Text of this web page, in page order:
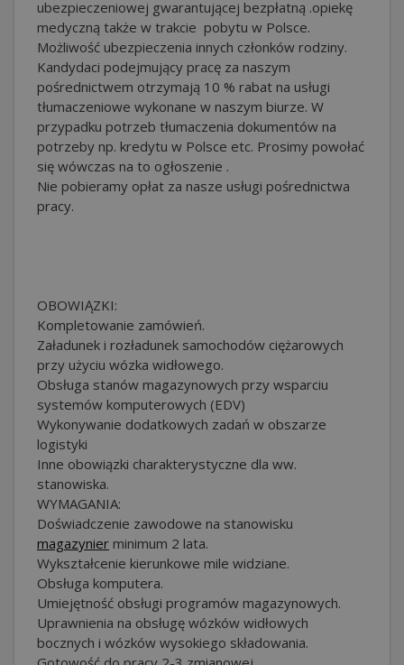
ubezpieczeniowej gwarantującej bezpłatną .opiekę
medyczną także w trakcie pobytu w Polsce.
Możliwość ubezpieczenia innych członków rodziny.
Kandydaci podejmujący pracę za naszym
pośrednictwem otrzymają 10 % rabat na usługi
tłumaczeniowe wykonane w naszym biurze. W
przypadku potrzeb tłumaczenia dokumentów na
potrzeby np. kredytu w Polsce etc. Prosimy powołać
się wówczas na to ogłoszenie .
Nie pobieramy opłat za nasze usługi pośrednictwa
pracy.
OBOWIĄZKI:
Kompletowanie zamówień.
Załadunek i rozładunek samochodów ciężarowych
przy użyciu wózka widłowego.
Obsługa stanów magazynowych przy wsparciu
systemów komputerowych (EDV)
Wykonywanie dodatkowych zadań w obszarze
logistyki
Inne obowiązki charakterystyczne dla ww.
stanowiska.
WYMAGANIA:
Doświadczenie zawodowe na stanowisku
magazynier minimum 2 lata.
Wykształcenie kierunkowe mile widziane.
Obsługa komputera.
Umiejętność obsługi programów magazynowych.
Uprawnienia na obsługę wózków widłowych
bocznych i wózków wysokiego składowania.